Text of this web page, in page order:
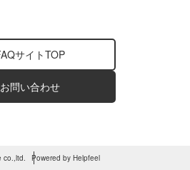
サイトTOP
お問い合わせ
co.,ltd. Powered by Helpfeel